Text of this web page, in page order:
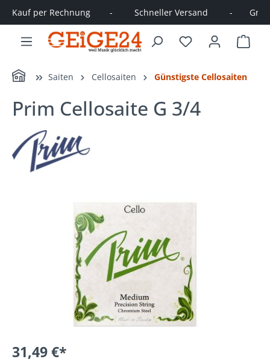
springen
Kauf per Rechnung        -         Schneller Versand         -
Home Saiten Cellosaiten Günstigste Cellosaiten
Prim Cellosaite G 3/4
31,49 €*